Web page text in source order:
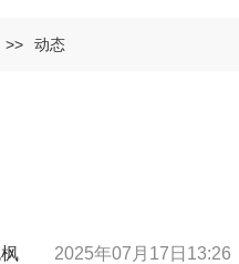
>> 动态
枫 2025年07月17日13:26